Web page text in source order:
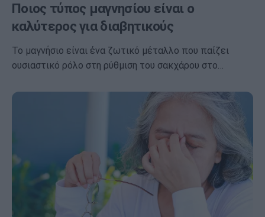
Ποιος τύπος μαγνησίου είναι ο
καλύτερος για διαβητικούς
Το μαγνήσιο είναι ένα ζωτικό μέταλλο που παίζει
ουσιαστικό ρόλο στη ρύθμιση του σακχάρου στο…